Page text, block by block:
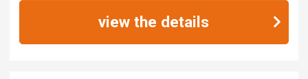
view the details